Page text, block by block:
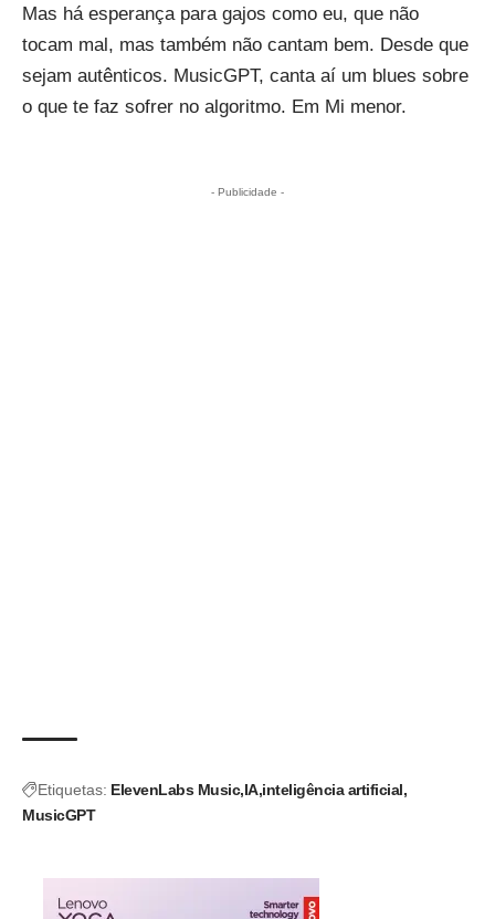
Mas há esperança para gajos como eu, que não
tocam mal, mas também não cantam bem. Desde que
sejam autênticos. MusicGPT, canta aí um blues sobre
o que te faz sofrer no algoritmo. Em Mi menor.
- Publicidade -
Etiquetas: ElevenLabs Music IA inteligência artificial
MusicGPT